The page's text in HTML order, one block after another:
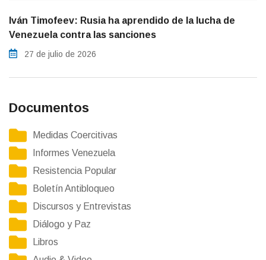
Iván Timofeev: Rusia ha aprendido de la lucha de
Venezuela contra las sanciones
27 de julio de 2026
Documentos
Medidas Coercitivas
Informes Venezuela
Resistencia Popular
Boletín Antibloqueo
Discursos y Entrevistas
Diálogo y Paz
Libros